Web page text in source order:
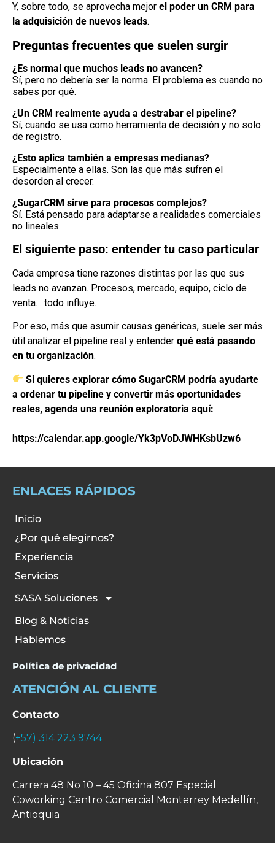
Y, sobre todo, se aprovecha mejor el poder un CRM para
la adquisición de nuevos leads.
Preguntas frecuentes que suelen surgir
¿Es normal que muchos leads no avancen?
Sí, pero no debería ser la norma. El problema es cuando no
sabes por qué.
¿Un CRM realmente ayuda a destrabar el pipeline?
Sí, cuando se usa como herramienta de decisión y no solo
de registro.
¿Esto aplica también a empresas medianas?
Especialmente a ellas. Son las que más sufren el
desorden al crecer.
¿SugarCRM sirve para procesos complejos?
Sí. Está pensado para adaptarse a realidades comerciales
no lineales.
El siguiente paso: entender tu caso particular
Cada empresa tiene razones distintas por las que sus
leads no avanzan. Procesos, mercado, equipo, ciclo de
venta… todo influye.
Por eso, más que asumir causas genéricas, suele ser más
útil analizar el pipeline real y entender qué está pasando
en tu organización.
Si quieres explorar cómo SugarCRM podría ayudarte
a ordenar tu pipeline y convertir más oportunidades
reales, agenda una reunión exploratoria aquí:
https://calendar.app.google/Yk3pVoDJWHKsbUzw6
ENLACES RÁPIDOS
Inicio
¿Por qué elegirnos?
Experiencia
Servicios
SASA Soluciones
Blog & Noticias
Hablemos
Política de privacidad
ATENCIÓN AL CLIENTE
Contacto
(+57) 314 223 9744
Ubicación
Carrera 48 No 10 – 45 Oficina 807 Especial
Coworking Centro Comercial Monterrey Medellín,
Antioquia